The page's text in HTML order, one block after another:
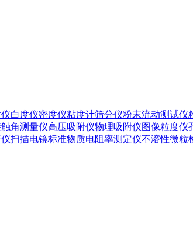
白度仪密度仪粘度计筛分仪粉末流动测试仪
角测量仪高压吸附仪物理吸附仪图像粒度仪
扫描电镜标准物质电阻率测定仪不溶性微粒